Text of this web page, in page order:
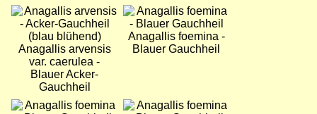
Bild
Anagallis arvensis
var. caerulea -
Blauer Acker-
Gauchheil
Bild
Anagallis foemina -
Blauer Gauchheil
Bild Bild